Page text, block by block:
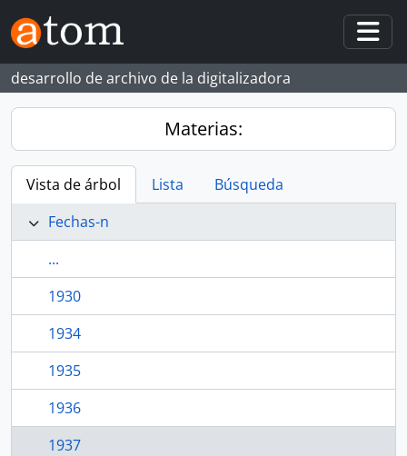
Skip to main content
desarrollo de archivo de la digitalizadora
Materias:
Vista de árbol Lista
Búsqueda
Fechas-n
...
1930
1934
1935
1936
1937